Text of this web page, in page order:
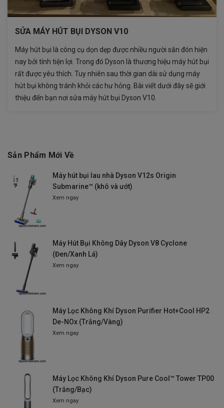
SỬA MÁY HÚT BỤI DYSON V10
Máy hút bụi là công cụ dọn dẹp được nhiều người săn đón hiện
nay bởi tính tiện lợi. Trong đó Dyson là thương hiệu máy hút bụi
rất được yêu thích. Tuy nhiên sau thời gian dài sử dụng máy
hút bụi không tránh khỏi các hư hỏng. Bài viết dưới đây sẽ giới
thiệu đến bạn nơi sửa máy hút bụi Dyson V10.
Sản Phẩm Mới Về
Máy hút bụi lau nhà Dyson V12s Origin
Submarine™ (khô và ướt)
Xem ngay
Máy Hút Bụi Không Dây Dyson V8 Cyclone
(Đen/Xanh Lá)
Xem ngay
Máy Lọc Không Khí Dyson Purifier Hot+Cool HP2
De-NOx (Trắng/Vàng)
Xem ngay
Máy Lọc Không Khí Dyson Pure Cool™ Tower TP00
(Trắng/Bạc)
Xem ngay